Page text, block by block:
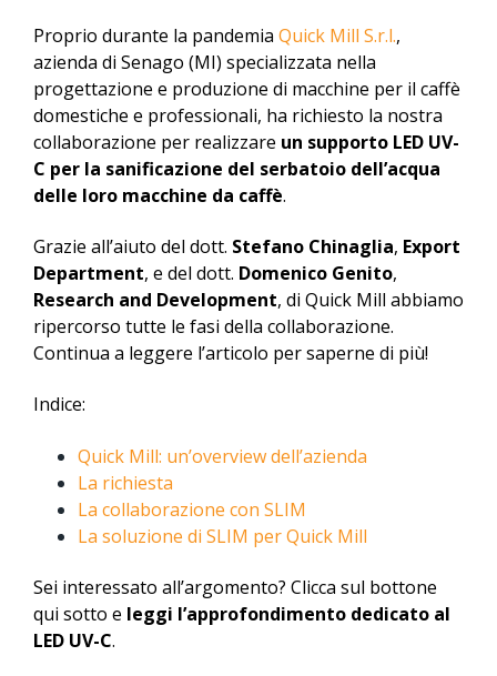
Proprio durante la pandemia Quick Mill S.r.l.,
azienda di Senago (MI) specializzata nella
progettazione e produzione di macchine per il caffè
domestiche e professionali, ha richiesto la nostra
collaborazione per realizzare un supporto LED UV-
C per la sanificazione del serbatoio dell’acqua
delle loro macchine da caffè.
Grazie all’aiuto del dott. Stefano Chinaglia, Export
Department, e del dott. Domenico Genito,
Research and Development, di Quick Mill abbiamo
ripercorso tutte le fasi della collaborazione.
Continua a leggere l’articolo per saperne di più!
Indice:
Quick Mill: un’overview dell’azienda
La richiesta
La collaborazione con SLIM
La soluzione di SLIM per Quick Mill
Sei interessato all’argomento? Clicca sul bottone
qui sotto e leggi l’approfondimento dedicato al
LED UV-C.